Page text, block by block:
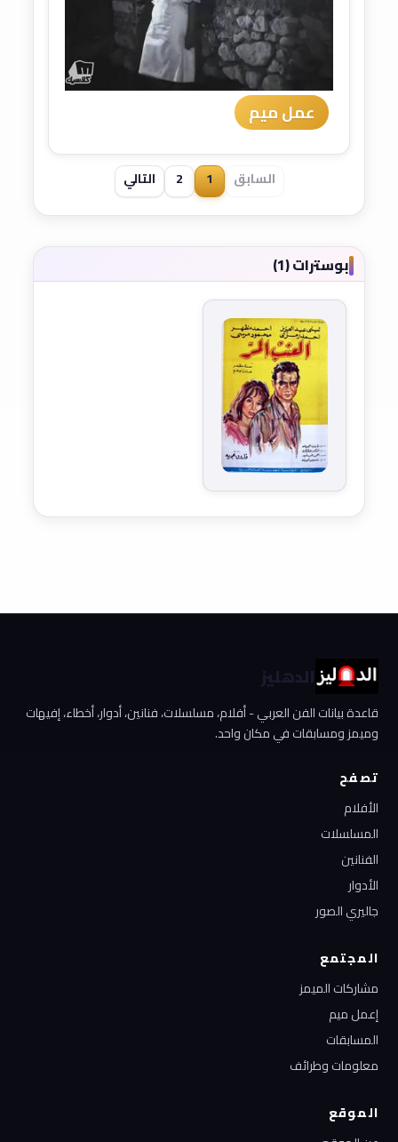
عمل ميم
السابق 1
2 التالي
بوسترات (1)
الدهليز
قاعدة بيانات الفن العربي - أفلام، مسلسلات، فنانين، أدوار، أخطاء، إفيهات
وميمز ومسابقات في مكان واحد.
تصفح
الأفلام
المسلسلات
الفنانين
الأدوار
جاليري الصور
المجتمع
مشاركات الميمز
إعمل ميم
المسابقات
معلومات وطرائف
الموقع